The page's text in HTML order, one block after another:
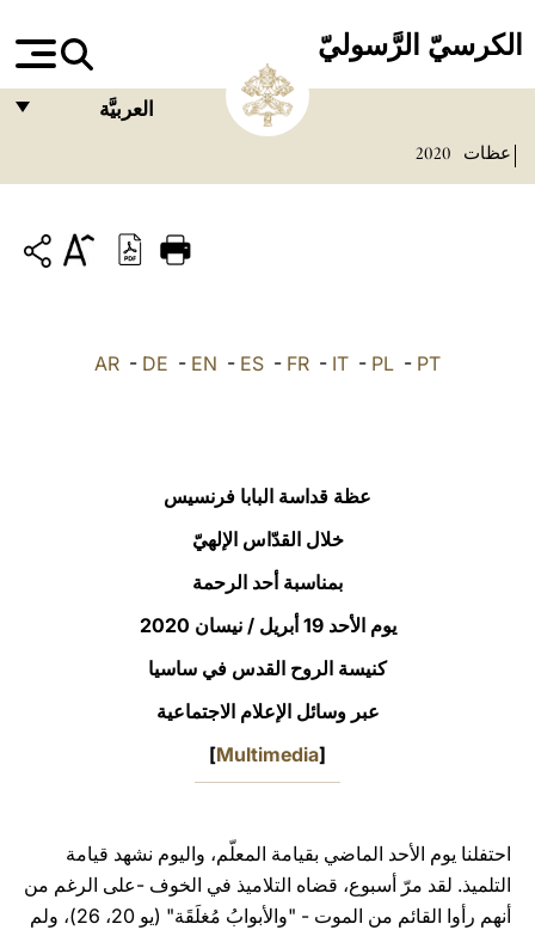
الكرسيّ الرَّسوليّ
العربيَّة
ITALIANO
عظات 2020
AR - DE - EN - ES - FR - IT - PL - PT
عظة قداسة البابا فرنسيس
خلال القدّاس الإلهيّ
بمناسبة أحد الرحمة
يوم الأحد 19 أبريل / نيسان 2020
كنيسة الروح القدس في ساسيا
عبر وسائل الإعلام الاجتماعية
[
Multimedia
]
احتفلنا يوم الأحد الماضي بقيامة المعلّم، واليوم نشهد قيامة
التلميذ. لقد مرّ أسبوع، قضاه التلاميذ في الخوف -على الرغم من
أنهم رأوا القائم من الموت - "والأبوابُ مُغلَقَة" (يو 20، 26)، ولم